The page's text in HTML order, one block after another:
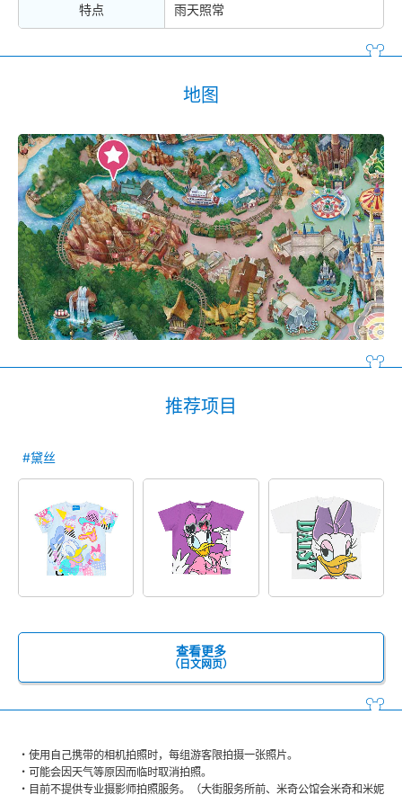
特点 雨天照常
地图
推荐项目
#黛丝
查看更多
（日文网页）
使用自己携带的相机拍照时，每组游客限拍摄一张照片。
可能会因天气等原因而临时取消拍照。
目前不提供专业摄影师拍照服务。（大街服务所前、米奇公馆会米奇和米妮